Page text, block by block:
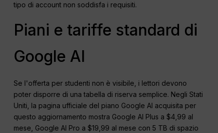
tipo di account non soddisfa i requisiti.
Piani e tariffe standard di
Google AI
Se l'offerta per studenti non è visibile, i lettori devono
poter disporre di una tabella di riserva semplice. Negli Stati
Uniti, la pagina ufficiale del piano Google AI acquisita per
questo aggiornamento mostra Google AI Plus a $4,99 al
mese, Google AI Pro a $19,99 al mese con 5 TB di spazio